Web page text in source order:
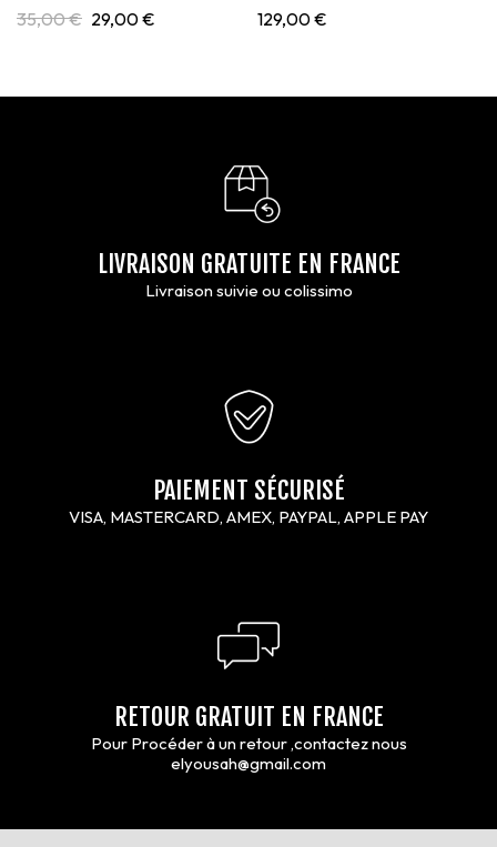
35,00€ 29,00€
,Porte-clés et Porte cartes
129,00€
LIVRAISON GRATUITE EN FRANCE
Livraison suivie ou colissimo
PAIEMENT SÉCURISÉ
VISA, MASTERCARD, AMEX, PAYPAL, APPLE PAY
RETOUR GRATUIT EN FRANCE
Pour Procéder à un retour ,contactez nous
elyousah@gmail.com